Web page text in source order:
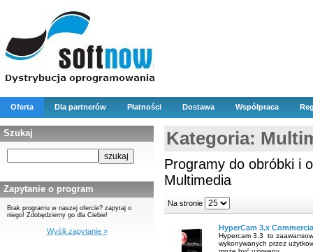
Oferta Dla partnerów Płatności Dostawa Współpraca
Szukaj
Zapytanie o program
Brak programu w naszej ofercie? zapytaj o
niego! Zdobędziemy go dla Ciebie!
Wyślij zapytanie »
Kategoria:
Programy do obróbki i
Multimedia
Na stronie
HyperCam 3.x
Hypercam 3.3 to
wykonywanych przez